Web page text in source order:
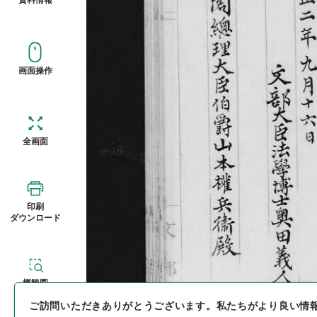
画面操作
全画面
印刷
ダウンロード
概観図
ご訪問いただきありがとうございます。 私たちがより良い情